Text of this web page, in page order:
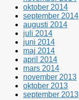
oktober 2014
september 2014
augusti 2014
juli 2014
juni 2014
maj 2014
april 2014
mars 2014
november 2013
oktober 2013
september 2013